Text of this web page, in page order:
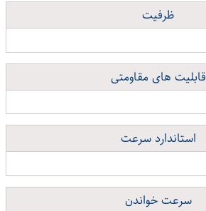
ظرفیت
قابلیت های مقاومتی
استاندارد سرعت
سرعت خواندن